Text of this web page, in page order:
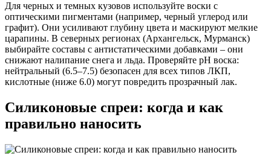
Для черных и темных кузовов используйте воски с
оптическими пигментами (например, черный углерод или
графит). Они усиливают глубину цвета и маскируют мелкие
царапины. В северных регионах (Архангельск, Мурманск)
выбирайте составы с антистатическими добавками – они
снижают налипание снега и льда. Проверяйте pH воска:
нейтральный (6.5–7.5) безопасен для всех типов ЛКП,
кислотные (ниже 6.0) могут повредить прозрачный лак.
Силиконовые спреи: когда и как
правильно наносить